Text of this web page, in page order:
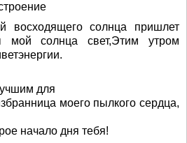
восходящего солнца пришлет
солнца свет,Этим утром
для
моего пылкого сердца,
начало дня тебя!